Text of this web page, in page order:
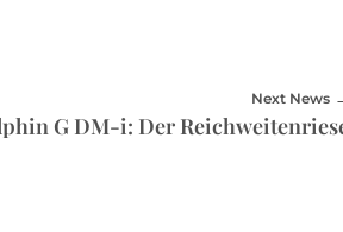
Next News
G DM-i: Der